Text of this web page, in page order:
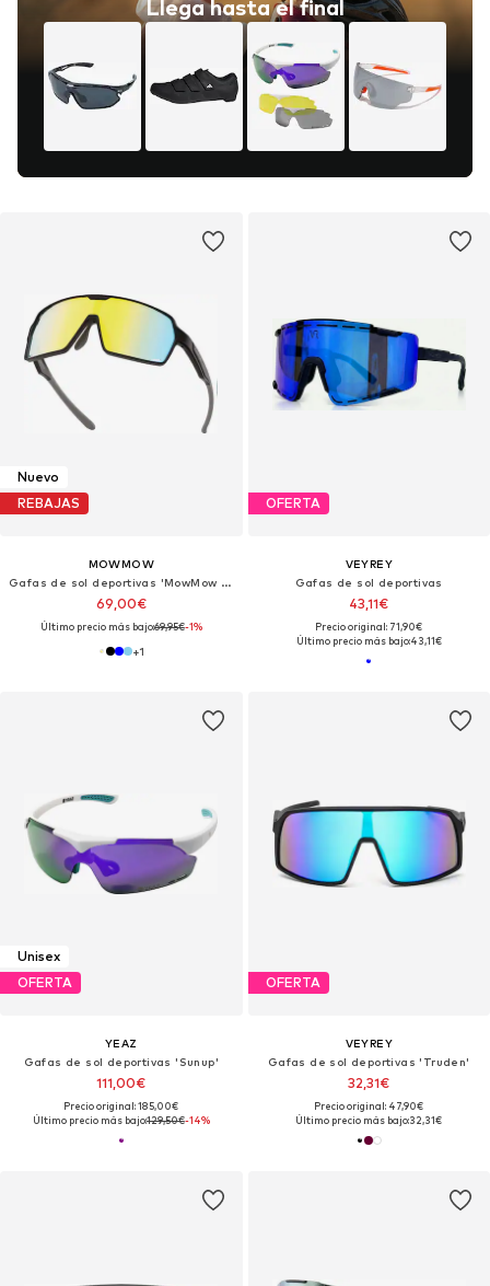
Llega hasta el final
Nuevo
REBAJAS
MOWMOW
Gafas de sol deportivas 'MowMow Titan Sunglasses - Sports Glasses - Cycling Glasses - Men - Women'
69,00€
Último precio más bajo:69,95€-1%
+1
OFERTA
VEYREY
Gafas de sol deportivas
43,11€
Precio original: 71,90€
Último precio más bajo:43,11€
Unisex
OFERTA
YEAZ
Gafas de sol deportivas 'Sunup'
111,00€
Precio original: 185,00€
Último precio más bajo:129,50€-14%
OFERTA
VEYREY
Gafas de sol deportivas 'Truden'
32,31€
Precio original: 47,90€
Último precio más bajo:32,31€